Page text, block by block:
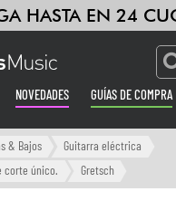
HASTA EN 24
NOVEDADES GUÍAS DE COMPRA
& Bajos
Guitarra eléctrica
corte único.
Gretsch